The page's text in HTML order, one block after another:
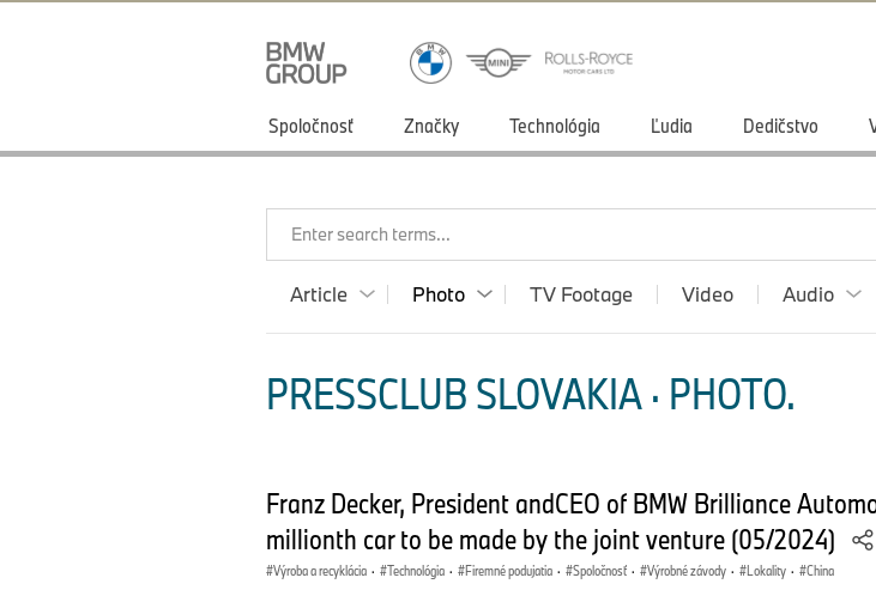
Spoločnosť Značky Technológia Ľudia Dedičstvo
Enter search terms...
Article Photo TV Footage Video Audio
PRESSCLUB SLOVAKIA · PHOTO.
Franz Decker, President andCEO of BMW Brilliance
millionth car to be made by the joint venture (05/2024)
Výroba a recyklácia · Technológia · Firemné podujatia · Spoločnosť · Výrobné závody · Lokality · China